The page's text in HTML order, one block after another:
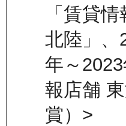
「賃貸
北陸」、
年～
報店舗
賞）>